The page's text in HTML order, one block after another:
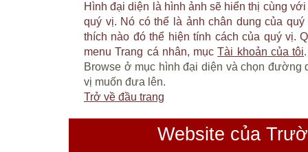
Hình đại diện là hình ảnh sẽ hiển thị cùng
quý vị. Nó có thể là ảnh chân dung của
thích nào đó thể hiện tính cách của quý vị.
menu Trang cá nhân, mụcTài khoản của tôi
Browse ở mục hình đại diện và chọn đường
vị muốn đưa lên.
Trở về đầu trang
Website của